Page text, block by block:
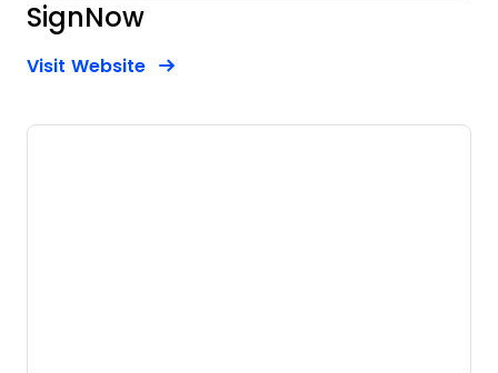
SignNow
Visit WebsiteOpens New Window